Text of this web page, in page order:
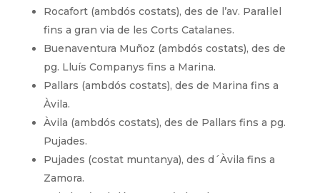
Rocafort (ambdós costats), des de l’av. Paral·lel
fins a gran via de les Corts Catalanes.
Buenaventura Muñoz (ambdós costats), des de
pg. Lluís Companys fins a Marina.
Pallars (ambdós costats), des de Marina fins a
Àvila.
Àvila (ambdós costats), des de Pallars fins a pg.
Pujades.
Pujades (costat muntanya), des d´Àvila fins a
Zamora.